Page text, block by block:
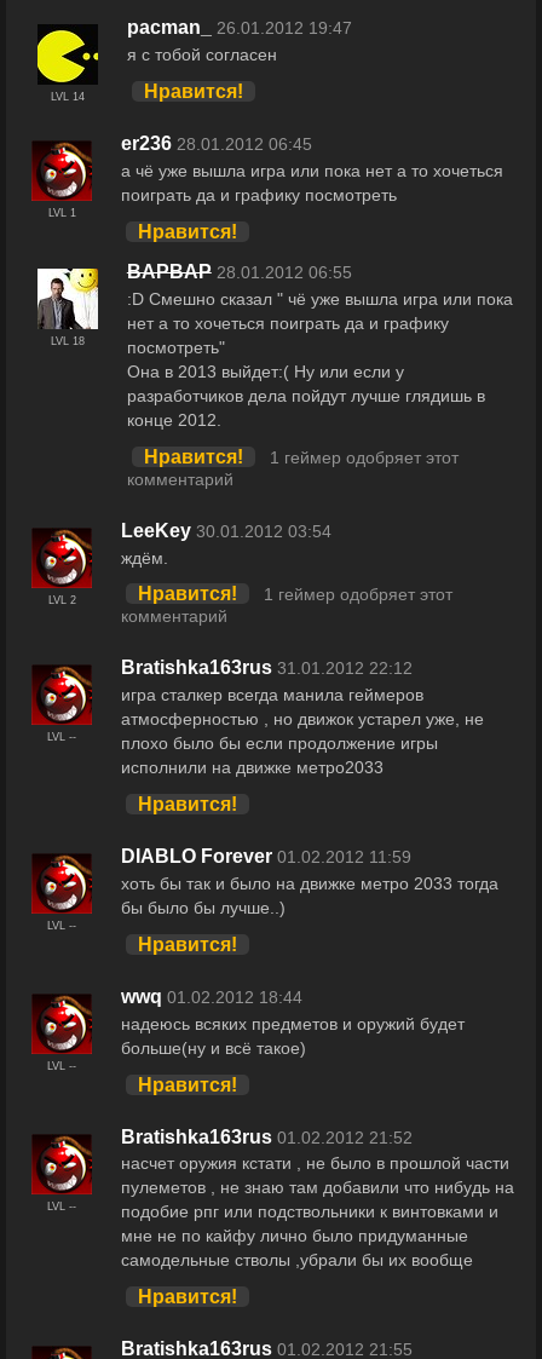
LVL 14
pacman_ 26.01.2012 19:47
я с тобой согласен
Нравится!
LVL 1
er236 28.01.2012 06:45
а чё уже вышла игра или пока нет а то хочеться
поиграть да и графику посмотреть
Нравится!
LVL 18
BAPBAP 28.01.2012 06:55
:D Смешно сказал " чё уже вышла игра или пока
нет а то хочеться поиграть да и графику
посмотреть"
Она в 2013 выйдет:( Ну или если у
разработчиков дела пойдут лучше глядишь в
конце 2012.
Нравится!
1 геймер одобряет этот
комментарий
LVL 2
LeeKey 30.01.2012 03:54
ждём.
Нравится!
1 геймер одобряет этот
комментарий
LVL --
Bratishka163rus 31.01.2012 22:12
игра сталкер всегда манила геймеров
атмосферностью , но движок устарел уже, не
плохо было бы если продолжение игры
исполнили на движке метро2033
Нравится!
LVL --
DIABLO Forever 01.02.2012 11:59
хоть бы так и было на движке метро 2033 тогда
бы было бы лучше..)
Нравится!
LVL --
wwq 01.02.2012 18:44
надеюсь всяких предметов и оружий будет
больше(ну и всё такое)
Нравится!
LVL --
Bratishka163rus 01.02.2012 21:52
насчет оружия кстати , не было в прошлой части
пулеметов , не знаю там добавили что нибудь на
подобие рпг или подствольники к винтовками и
мне не по кайфу лично было придуманные
самодельные стволы ,убрали бы их вообще
Нравится!
Bratishka163rus 01.02.2012 21:55